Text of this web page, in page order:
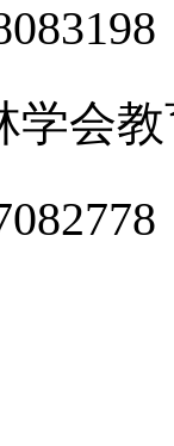
会教